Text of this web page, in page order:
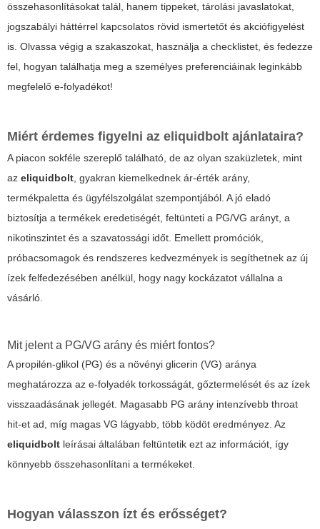
összehasonlításokat talál, hanem tippeket, tárolási javaslatokat,
jogszabályi háttérrel kapcsolatos rövid ismertetőt és akciófigyelést
is. Olvassa végig a szakaszokat, használja a checklistet, és fedezze
fel, hogyan találhatja meg a személyes preferenciáinak leginkább
megfelelő e-folyadékot!
Miért érdemes figyelni az eliquidbolt ajánlataira?
A piacon sokféle szereplő található, de az olyan szaküzletek, mint
az eliquidbolt, gyakran kiemelkednek ár-érték arány,
termékpaletta és ügyfélszolgálat szempontjából. A jó eladó
biztosítja a termékek eredetiségét, feltünteti a PG/VG arányt, a
nikotinszintet és a szavatossági időt. Emellett promóciók,
próbacsomagok és rendszeres kedvezmények is segíthetnek az új
ízek felfedezésében anélkül, hogy nagy kockázatot vállalna a
vásárló.
Mit jelent a PG/VG arány és miért fontos?
A propilén-glikol (PG) és a növényi glicerin (VG) aránya
meghatározza az e-folyadék torkosságát, gőztermelését és az ízek
visszaadásának jellegét. Magasabb PG arány intenzívebb throat
hit-et ad, míg magas VG lágyabb, több ködöt eredményez. Az
eliquidbolt leírásai általában feltüntetik ezt az információt, így
könnyebb összehasonlítani a termékeket.
Hogyan válasszon ízt és erősséget?